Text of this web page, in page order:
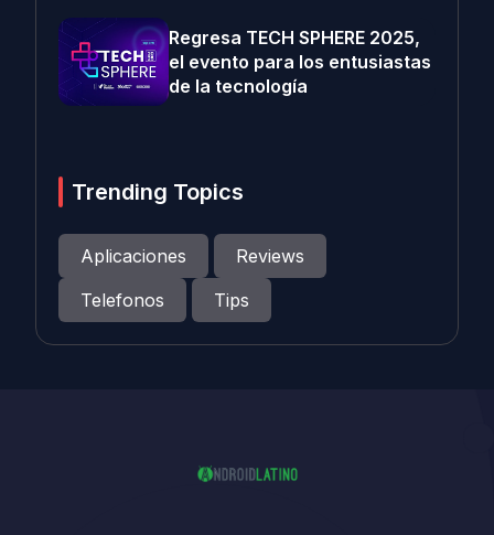
Regresa TECH SPHERE 2025,
el evento para los entusiastas
de la tecnología
Trending Topics
Aplicaciones
Reviews
Telefonos
Tips